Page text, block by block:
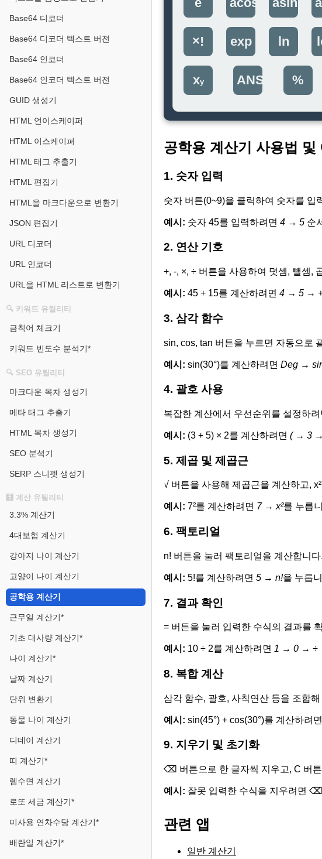
Base64 디코더
Base64 디코더 텍스트 버전
Base64 인코더
Base64 인코더 텍스트 버전
GUID 생성기
HTML 언이스케이퍼
HTML 이스케이퍼
HTML 태그 추출기
HTML 편집기
HTML을 마크다운으로 변환기
JSON 편집기
URL 디코더
URL 인코더
URL을 HTML 리스트로 변환기
🔍 키워드 유틸리티
금칙어 체크기
키워드 빈도수 분석기*
🔍 SEO 유틸리티
마크다운 목차 생성기
메타 태그 추출기
HTML 목차 생성기
SEO 분석기
SERP 스니펫 생성기
🧮 계산 유틸리티
3.3% 계산기
4대보험 계산기
강아지 나이 계산기
고양이 나이 계산기
공학용 계산기
근무일 계산기*
기초 대사량 계산기*
나이 계산기*
날짜 계산기
단위 변환기
동물 나이 계산기
디데이 계산기
띠 계산기*
렘수면 계산기
로또 세금 계산기*
미사용 연차수당 계산기*
배란일 계산기*
×! exp ln
xy ANS %
공학용 계산기 사용법 및
1. 숫자 입력
숫자 버튼(0~9)을 클릭하여 숫자를 입
예시: 숫자 45를 입력하려면 4 → 5 순
2. 연산 기호
+, -, ×, ÷ 버튼을 사용하여 덧셈, 뺄셈,
예시: 45 + 15를 계산하려면 4 → 5 →
3. 삼각 함수
sin, cos, tan 버튼을 누르면 자동으로
예시: sin(30°)를 계산하려면 Deg →
4. 괄호 사용
복잡한 계산에서 우선순위를 설정하려
예시: (3 + 5) × 2를 계산하려면 ( → 3
5. 제곱 및 제곱근
√ 버튼을 사용해 제곱근을 계산하고,
예시: 7²를 계산하려면 7 → x²를 누릅
6. 팩토리얼
n! 버튼을 눌러 팩토리얼을 계산합니다.
예시: 5!를 계산하려면 5 → n!을 누릅
7. 결과 확인
= 버튼을 눌러 입력한 수식의 결과를
예시: 10 ÷ 2를 계산하려면 1 → 0 → ÷
8. 복합 계산
삼각 함수, 괄호, 사칙연산 등을 조합
예시: sin(45°) + cos(30°)를 계산하려면
9. 지우기 및 초기화
⌫ 버튼으로 한 글자씩 지우고, C 버
예시: 잘못 입력한 수식을 지우려면 ⌫
관련 앱
일반 계산기